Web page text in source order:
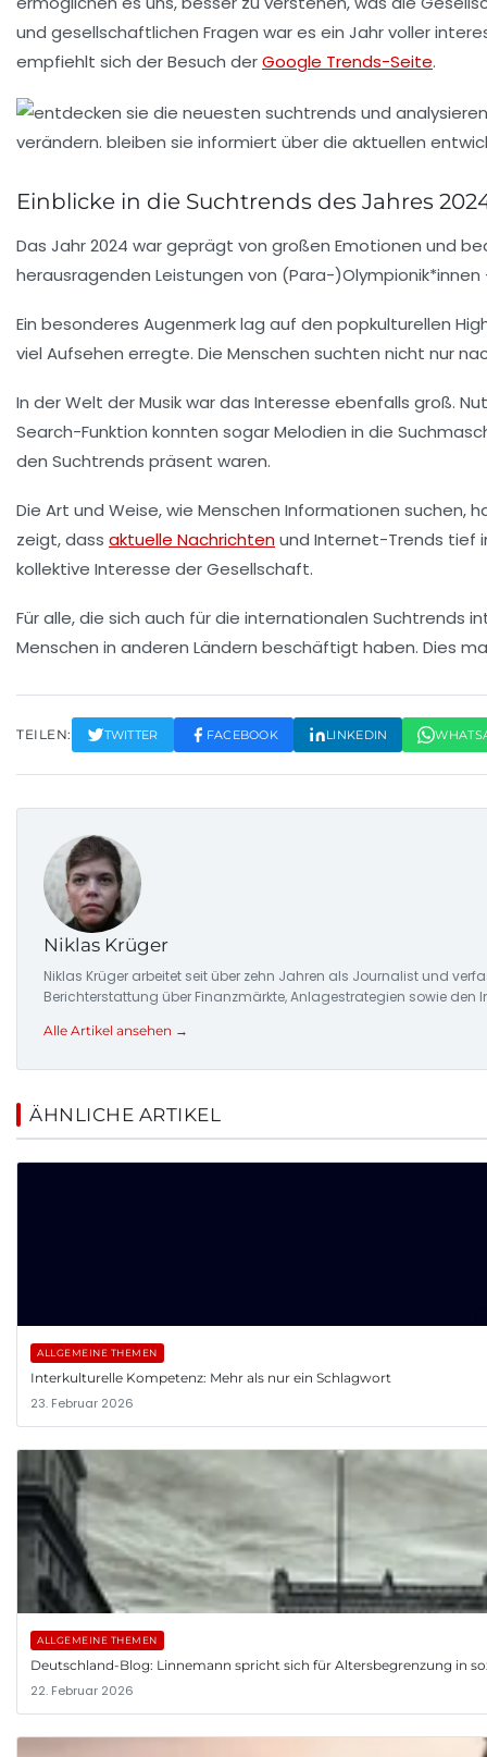
und gesellschaftlichen Fragen war es ein Jahr voller
empfiehlt sich der Besuch derGoogle Trends-Seite.
Einblicke in die Suchtrends des Jahres
Das Jahr 2024 war geprägt von großen Emotionen und
herausragenden Leistungen von (Para-
Ein besonderes Augenmerk lag auf den popkulturellen
viel Aufsehen erregte. Die Menschen suchten nicht nur
In der Welt derMusikwar das Interesse ebenfalls groß.
Search-Funktion konnten sogar Melodien in die
den Suchtrends präsent waren.
Die Art und Weise, wie Menschen Informationen
zeigt, dass aktuelle Nachrichtenund Internet-Trends tief
kollektive Interesse der Gesellschaft.
Für alle, die sich auch für die internationalen Suchtrends
Menschen in anderen Ländern beschäftigt haben. Dies
TEILEN: TWITTER FACEBOOK LINKEDIN
Niklas Krüger
Niklas Krüger arbeitet seit über zehn Jahren als Journalist und
Berichterstattung über Finanzmärkte, Anlagestrategien sowie
Alle Artikel ansehen →
ÄHNLICHE ARTIKEL
ALLGEMEINE THEMEN
Interkulturelle Kompetenz: Mehr als nur ein Schlagwort
23. Februar 2026
ALLGEMEINE THEMEN
Deutschland-Blog: Linnemann spricht sich für Altersbegrenzung in
22. Februar 2026